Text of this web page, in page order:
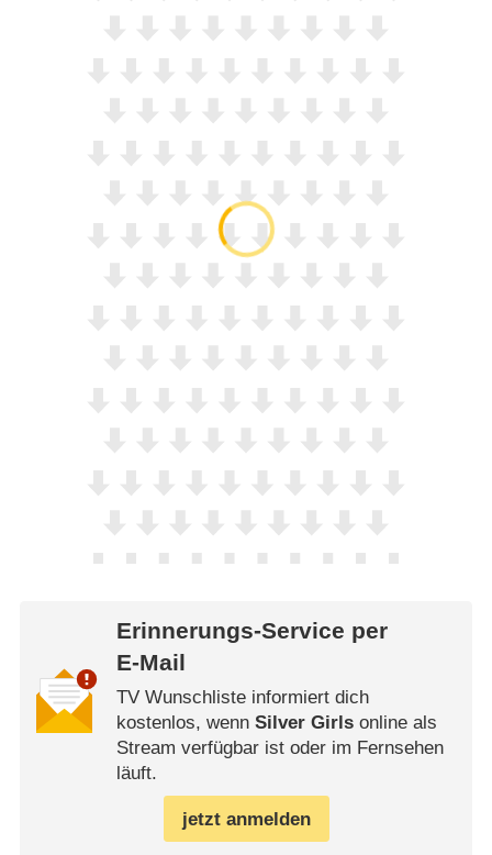
Erinnerungs-Service per
E-Mail
TV Wunschliste informiert dich
kostenlos, wenn Silver Girlsonline als
Stream verfügbar ist oder im Fernsehen
läuft.
jetzt anmelden